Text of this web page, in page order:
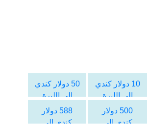
10 دولار كندي
الى الليرة
السورية
50 دولار كندي
الى الليرة
السورية
500 دولار
كندي الى
588 دولار
كندي الى